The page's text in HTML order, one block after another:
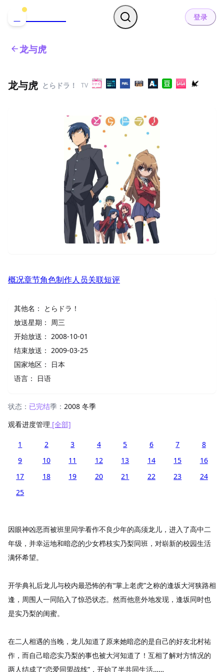
登录
龙与虎
龙与虎 とらドラ！ TV
概况章节角色制作人员关联短评
其他名：
とらドラ！
放送星期：
周三
开始放送： 2008-10-01
结束放送： 2009-03-25
国家地区：
日本
语言：
日语
状态： 已完结季： 2008 冬季
观看进度管理 [全部]
1 2 3 4 5 6 7
8
9
10 11 12 13 14 15
16
17
18 19 20 21 22 23
24
25
因眼神凶恶而被班里同学看作不良少年的高须龙儿，进入了高中二
年级，并幸运地和暗恋的少女栉枝实乃梨同班，对崭新的校园生活
满怀希望。
开学典礼后龙儿与校内最恐怖的有“掌上老虎”之称的逢坂大河狭路相
逢，周围人一同陷入了惊恐状态。然而他意外地发现，逢坂同时也
是实乃梨的闺蜜。
在二人相遇的当晚，龙儿知道了原来她暗恋的是自己的好友北村祐
作，而自己暗恋实乃梨的事也被大河知道了！互相了解对方情况的
两人结成了“恋爱同盟战线”，开始了半共同生活……